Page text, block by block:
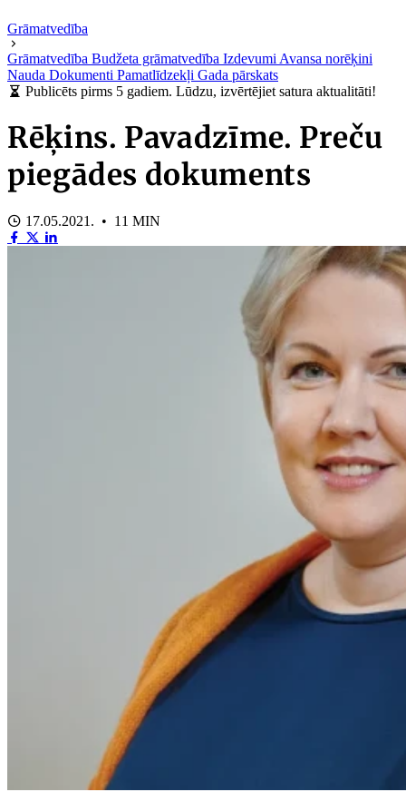
Grāmatvedība
Grāmatvedība Budžeta grāmatvedība Izdevumi Avansa norēķini
Nauda Dokumenti Pamatlīdzekļi Gada pārskats
Publicēts pirms 5 gadiem. Lūdzu, izvērtējiet satura aktualitāti!
Rēķins. Pavadzīme. Preču
piegādes dokuments
17.05.2021. • 11 MIN